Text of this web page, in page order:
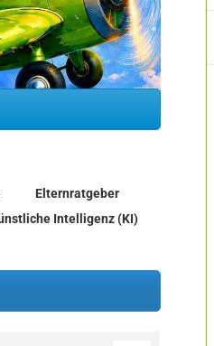
Elternratgeber
Intelligenz (KI)